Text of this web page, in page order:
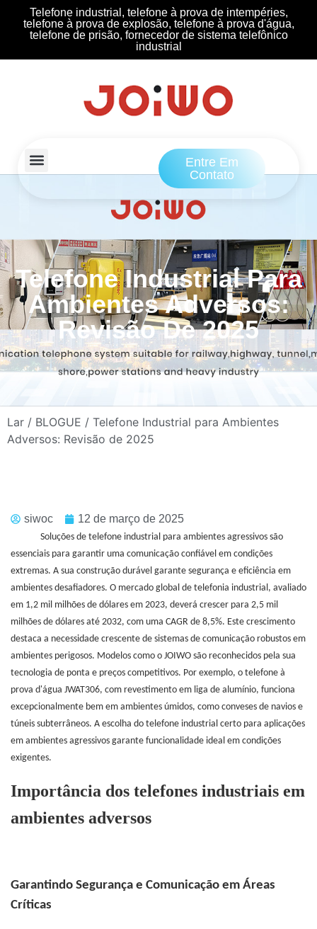
Telefone industrial, telefone à prova de intempéries,
telefone à prova de explosão, telefone à prova d'água,
telefone de prisão, fornecedor de sistema telefônico
industrial
Entre Em
Contato
Telefone Industrial Para
Ambientes Adversos:
Revisão De 2025
Lar / BLOGUE / Telefone Industrial para Ambientes
Adversos: Revisão de 2025
siwoc 12 de março de 2025
Soluções de telefone industrial para ambientes agressivos são
essenciais para garantir uma comunicação confiável em condições
extremas. A sua construção durável garante segurança e eficiência em
ambientes desafiadores. O mercado global de telefonia industrial, avaliado
em 1,2 mil milhões de dólares em 2023, deverá crescer para 2,5 mil
milhões de dólares até 2032, com uma CAGR de 8,5%. Este crescimento
destaca a necessidade crescente de sistemas de comunicação robustos em
ambientes perigosos. Modelos como o JOIWO são reconhecidos pela sua
tecnologia de ponta e preços competitivos. Por exemplo, o telefone à
prova d'água JWAT306, com revestimento em liga de alumínio, funciona
excepcionalmente bem em ambientes úmidos, como conveses de navios e
túneis subterrâneos. A escolha do telefone industrial certo para aplicações
em ambientes agressivos garante funcionalidade ideal em condições
exigentes.
Importância dos telefones industriais em
ambientes adversos
Garantindo Segurança e Comunicação em Áreas
Críticas